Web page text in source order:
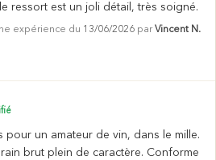
ressort est un joli détail, très soigné.
expérience du 13/06/2026 par Vincent N.
pour un amateur de vin, dans le mille.
brut plein de caractère. Conforme